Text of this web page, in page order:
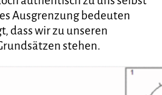
Ausgrenzung bedeuten
dass wir zu unseren
stehen.